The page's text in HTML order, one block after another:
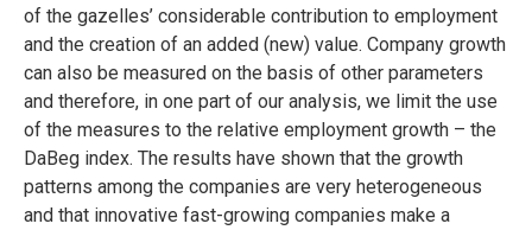
of the gazelles’ considerable contribution to employment
and the creation of an added (new) value. Company growth
can also be measured on the basis of other parameters
and therefore, in one part of our analysis, we limit the use
of the measures to the relative employment growth – the
DaBeg index. The results have shown that the growth
patterns among the companies are very heterogeneous
and that innovative fast-growing companies make a